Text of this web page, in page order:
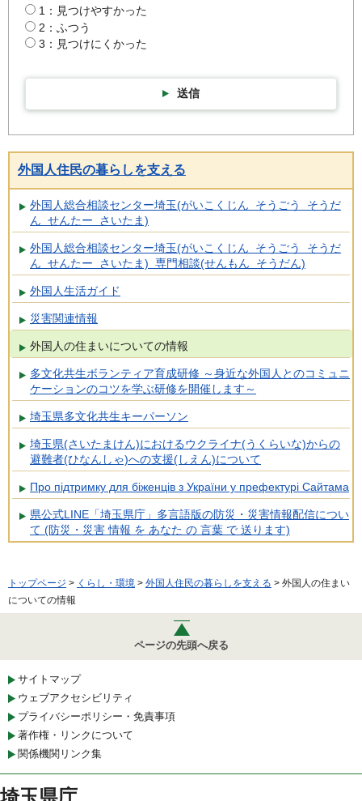
1：見つけやすかった
2：ふつう
3：見つけにくかった
送信
外国人住民の暮らしを支える
外国人総合相談センター埼玉(がいこくじん そうごう そうだ
ん せんたー さいたま)
外国人総合相談センター埼玉(がいこくじん そうごう そうだ
ん せんたー さいたま) 専門相談(せんもん そうだん)
外国人生活ガイド
災害関連情報
外国人の住まいについての情報
多文化共生ボランティア育成研修 ～身近な外国人とのコミュニ
ケーションのコツを学ぶ研修を開催します～
埼玉県多文化共生キーパーソン
埼玉県(さいたまけん)におけるウクライナ(うくらいな)からの
避難者(ひなんしゃ)への支援(しえん)について
Про підтримку для біженців з України у префектурі Сайтама
県公式LINE「埼玉県庁」多言語版の防災・災害情報配信につい
て (防災・災害 情報 を あなた の 言葉 で 送ります)
トップページ > くらし・環境 > 外国人住民の暮らしを支える > 外国人の住まい
についての情報
ページの先頭へ戻る
サイトマップ
ウェブアクセシビリティ
プライバシーポリシー・免責事項
著作権・リンクについて
関係機関リンク集
埼玉県庁